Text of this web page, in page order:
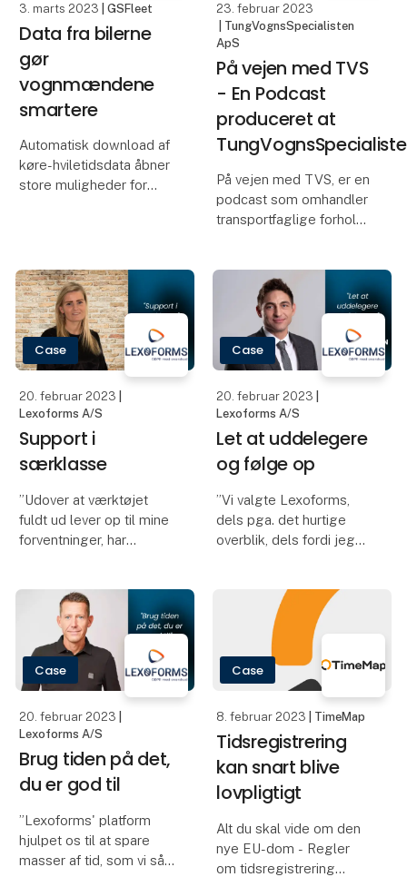
3. marts 2023 | GSFleet
Data fra bilerne
gør
vognmændene
smartere
Automatisk download af
køre-hviletidsdata åbner
store muligheder for
og visualisering af anden
data. Det kan danne
grundlag f
23. februar 2023
| TungVognsSpecialisten
ApS
På vejen med TVS
- En Podcast
produceret at
På vejen med TVS, er en
podcast som omhandler
transportfaglige forhold.
drøfte køre- og
hviletidsreglerne,
Arbejdstidsreglerne, EU-
reglerne, informationer
fra FærdselsStyre
Case
20. februar 2023
Lexoforms A/S
Support i
særklasse
”Udover at værktøjet
fuldt ud lever op til mine
forventninger, har
følge op på, om jeg har
forstået det hele.
Lexoforms gør det mere
overskueligt, og er
Case
20. februar 2023
Lexoforms A/S
Let at uddelegere
og følge op
”Vi valgte Lexoforms,
dels pga. det hurtige
overblik, dels fordi jeg
opgaver til mine 8
medarbejdere.
I GDPR-håndteringen er
der mange processer,
Case
20. februar 2023
Lexoforms A/S
Brug tiden på det,
du er god til
”Lexoforms' platform
hjulpet os til at spare
masser af tid, som vi så
Case
8. februar 2023 | TimeMap
Tidsregistrering
kan snart blive
lovpligtigt
Alt du skal vide om den
nye EU-dom - Regler
om tidsregistrering